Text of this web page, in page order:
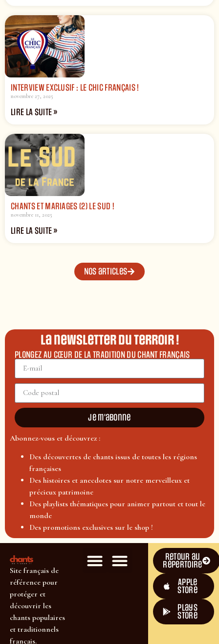
INTERVIEW EXCLUSIF : LE CHIC FRANÇAIS !
novembre 27, 2025
LIRE LA SUITE »
CHANTS ET MARIAGES (2) LE SUD !
novembre 11, 2025
LIRE LA SUITE »
Nos articles
La newsletter du terroir !
PLONGEZ AU CŒUR DE LA TRADITION DU CHANT FRANÇAIS
Je m'abonne
Abonnez-vous et découvrez :
Des découvertes de chants issus de toutes les régions
françaises
Des histoires et anecdotes sur notre merveilleux et
précieux patrimoine
Des playlists thématiques pour animer partout et tout le
monde
Des promotions exclusives sur le shop !
Site français de
référence pour
protéger et
découvrir les
chants populaires
et traditionnels
français.
Retour au
répertoire
Apple
Store
plays
store